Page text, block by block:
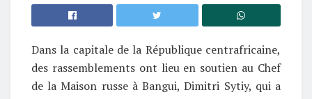
Dans la capitale de la République centrafricaine,
des rassemblements ont lieu en soutien au Chef
de la Maison russe à Bangui, Dimitri Sytiy, qui a